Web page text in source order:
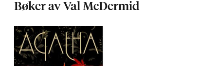
Bøker av Val McDermid